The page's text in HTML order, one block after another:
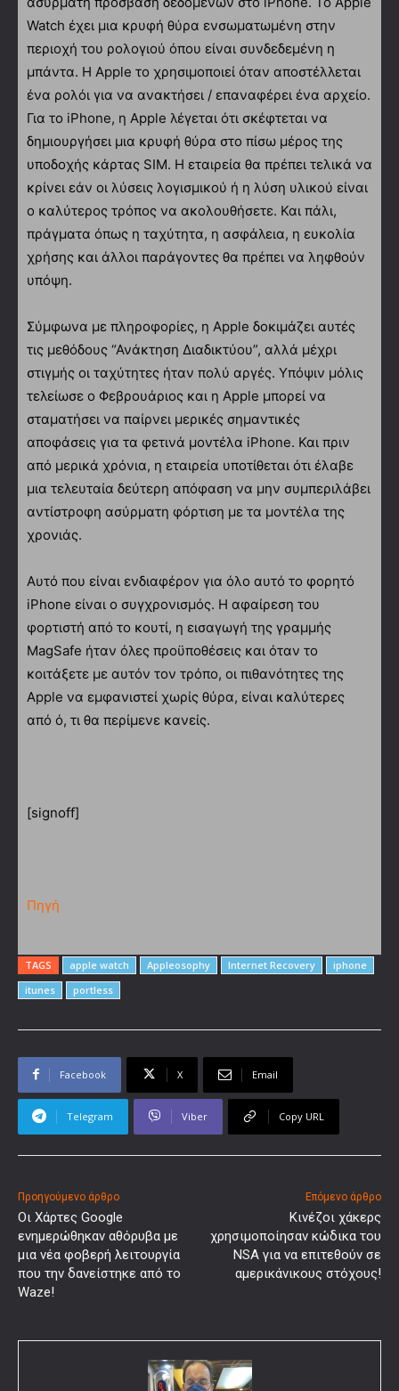
Watch έχει μια κρυφή θύρα ενσωματωμένη στην
περιοχή του ρολογιού όπου είναι συνδεδεμένη η
μπάντα. Η Apple το χρησιμοποιεί όταν αποστέλλεται
ένα ρολόι για να ανακτήσει / επαναφέρει ένα αρχείο.
Για το iPhone, η Apple λέγεται ότι σκέφτεται να
δημιουργήσει μια κρυφή θύρα στο πίσω μέρος της
υποδοχής κάρτας SIM. Η εταιρεία θα πρέπει τελικά να
κρίνει εάν οι λύσεις λογισμικού ή η λύση υλικού είναι
ο καλύτερος τρόπος να ακολουθήσετε. Και πάλι,
πράγματα όπως η ταχύτητα, η ασφάλεια, η ευκολία
χρήσης και άλλοι παράγοντες θα πρέπει να ληφθούν
υπόψη.
Σύμφωνα με πληροφορίες, η Apple δοκιμάζει αυτές
τις μεθόδους “Ανάκτηση Διαδικτύου”, αλλά μέχρι
στιγμής οι ταχύτητες ήταν πολύ αργές. Υπόψιν μόλις
τελείωσε ο Φεβρουάριος και η Apple μπορεί να
σταματήσει να παίρνει μερικές σημαντικές
αποφάσεις για τα φετινά μοντέλα iPhone. Και πριν
από μερικά χρόνια, η εταιρεία υποτίθεται ότι έλαβε
μια τελευταία δεύτερη απόφαση να μην συμπεριλάβει
αντίστροφη ασύρματη φόρτιση με τα μοντέλα της
χρονιάς.
Αυτό που είναι ενδιαφέρον για όλο αυτό το φορητό
iPhone είναι ο συγχρονισμός. Η αφαίρεση του
φορτιστή από το κουτί, η εισαγωγή της γραμμής
MagSafe ήταν όλες προϋποθέσεις και όταν το
κοιτάξετε με αυτόν τον τρόπο, οι πιθανότητες της
Apple να εμφανιστεί χωρίς θύρα, είναι καλύτερες
από ό, τι θα περίμενε κανείς.
[signoff]
Πηγή
TAGS apple watch Appleosophy Internet Recovery
iphone
itunes
portless
Facebook X Email
Telegram Viber Copy URL
Προηγούμενο άρθρο
Οι Χάρτες Google
ενημερώθηκαν αθόρυβα με
μια νέα φοβερή λειτουργία
που την δανείστηκε από το
Waze!
Επόμενο άρθρο
Κινέζοι χάκερς
χρησιμοποίησαν κώδικα του
NSA για να επιτεθούν σε
αμερικάνικους στόχους!